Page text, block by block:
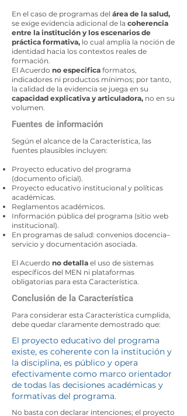
En el caso de programas del área de la salud,
se exige evidencia adicional de la coherencia
entre la institución y los escenarios de
práctica formativa, lo cual amplía la noción de
identidad hacia los contextos reales de
formación.
El Acuerdo no especifica formatos,
indicadores ni productos mínimos; por tanto,
la calidad de la evidencia se juega en su
capacidad explicativa y articuladora, no en su
volumen.
Fuentes de información
Según el alcance de la Característica, las
fuentes plausibles incluyen:
Proyecto educativo del programa
(documento oficial).
Proyecto educativo institucional y políticas
académicas.
Reglamentos académicos.
Información pública del programa (sitio web
institucional).
En programas de salud: convenios docencia–
servicio y documentación asociada.
El Acuerdo no detalla el uso de sistemas
específicos del MEN ni plataformas
obligatorias para esta Característica.
Conclusión de la Característica
Para considerar esta Característica cumplida,
debe quedar claramente demostrado que:
El proyecto educativo del programa
existe, es coherente con la institución y
la disciplina, es público y opera
efectivamente como marco orientador
de todas las decisiones académicas y
formativas del programa.
No basta con declarar intenciones; el proyecto